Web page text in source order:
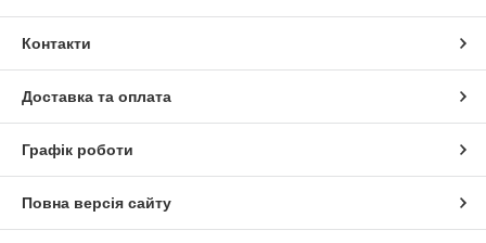
Контакти
Доставка та оплата
Графік роботи
Повна версія сайту